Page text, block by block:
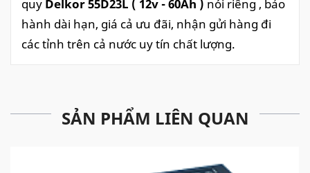
quy Delkor 55D23L ( 12v - 60Ah ) nói riêng , bảo
hành dài hạn, giá cả ưu đãi, nhận gửi hàng đi
các tỉnh trên cả nước uy tín chất lượng.
SẢN PHẨM LIÊN QUAN